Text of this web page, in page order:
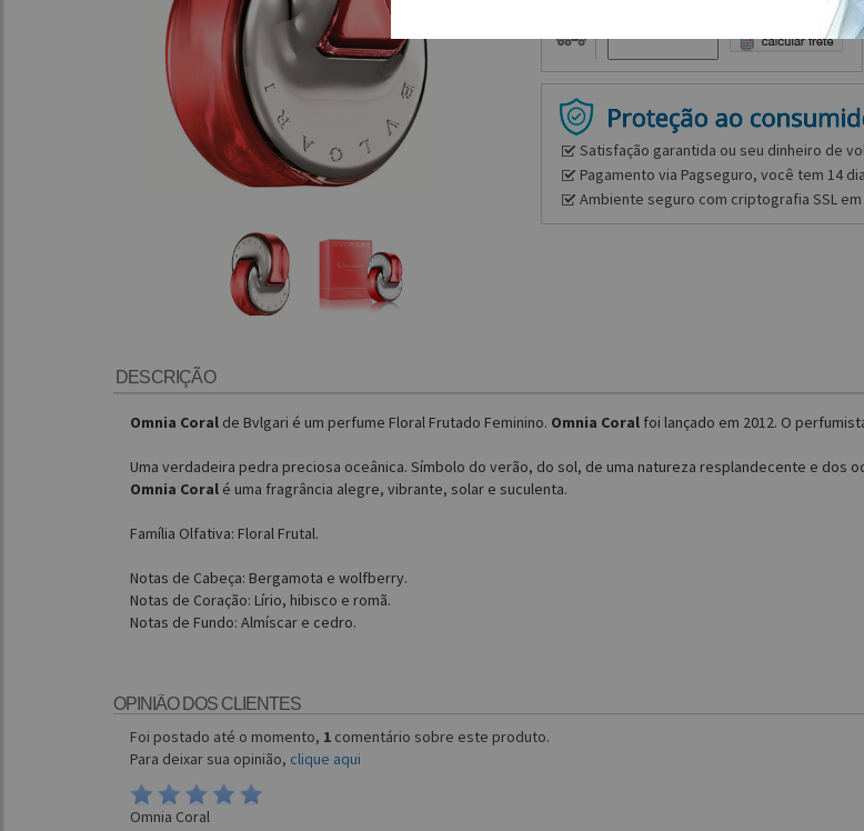
Satisfação garantida ou seu dinheiro de
Pagamento via Pagseguro, você tem 14
Ambiente seguro com criptografia SSL
DESCRIÇÃO
Omnia Coral de Bvlgari é um perfume Floral Frutado Feminino. Omnia Coral foi lançado em 2012. O
Uma verdadeira pedra preciosa oceânica. Símbolo do verão, do sol, de uma natureza resplandecente e dos
Omnia Coral é uma fragrância alegre, vibrante, solar e suculenta.
Família Olfativa: Floral Frutal.
Notas de Cabeça: Bergamota e wolfberry.
Notas de Coração: Lírio, hibisco e romã.
Notas de Fundo: Almíscar e cedro.
OPINIÃO DOS CLIENTES
Foi postado até o momento, 1 comentário sobre este produto.
Para deixar sua opinião, clique aqui
Omnia Coral